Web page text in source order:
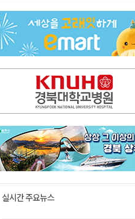
국민 51.9% "李 대통령 재판 재개 필요하다"
경북 영천시, 9월부터 11월까지 반값 여행 혜택 제공
아쉬운 태클
실시간 주요뉴스